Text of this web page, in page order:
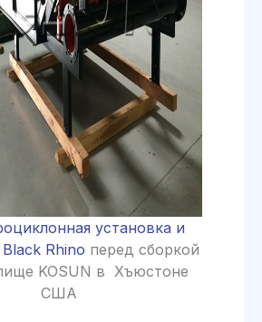
установка и
Rhino перед сборкой
KOSUN в Хъюстоне
США